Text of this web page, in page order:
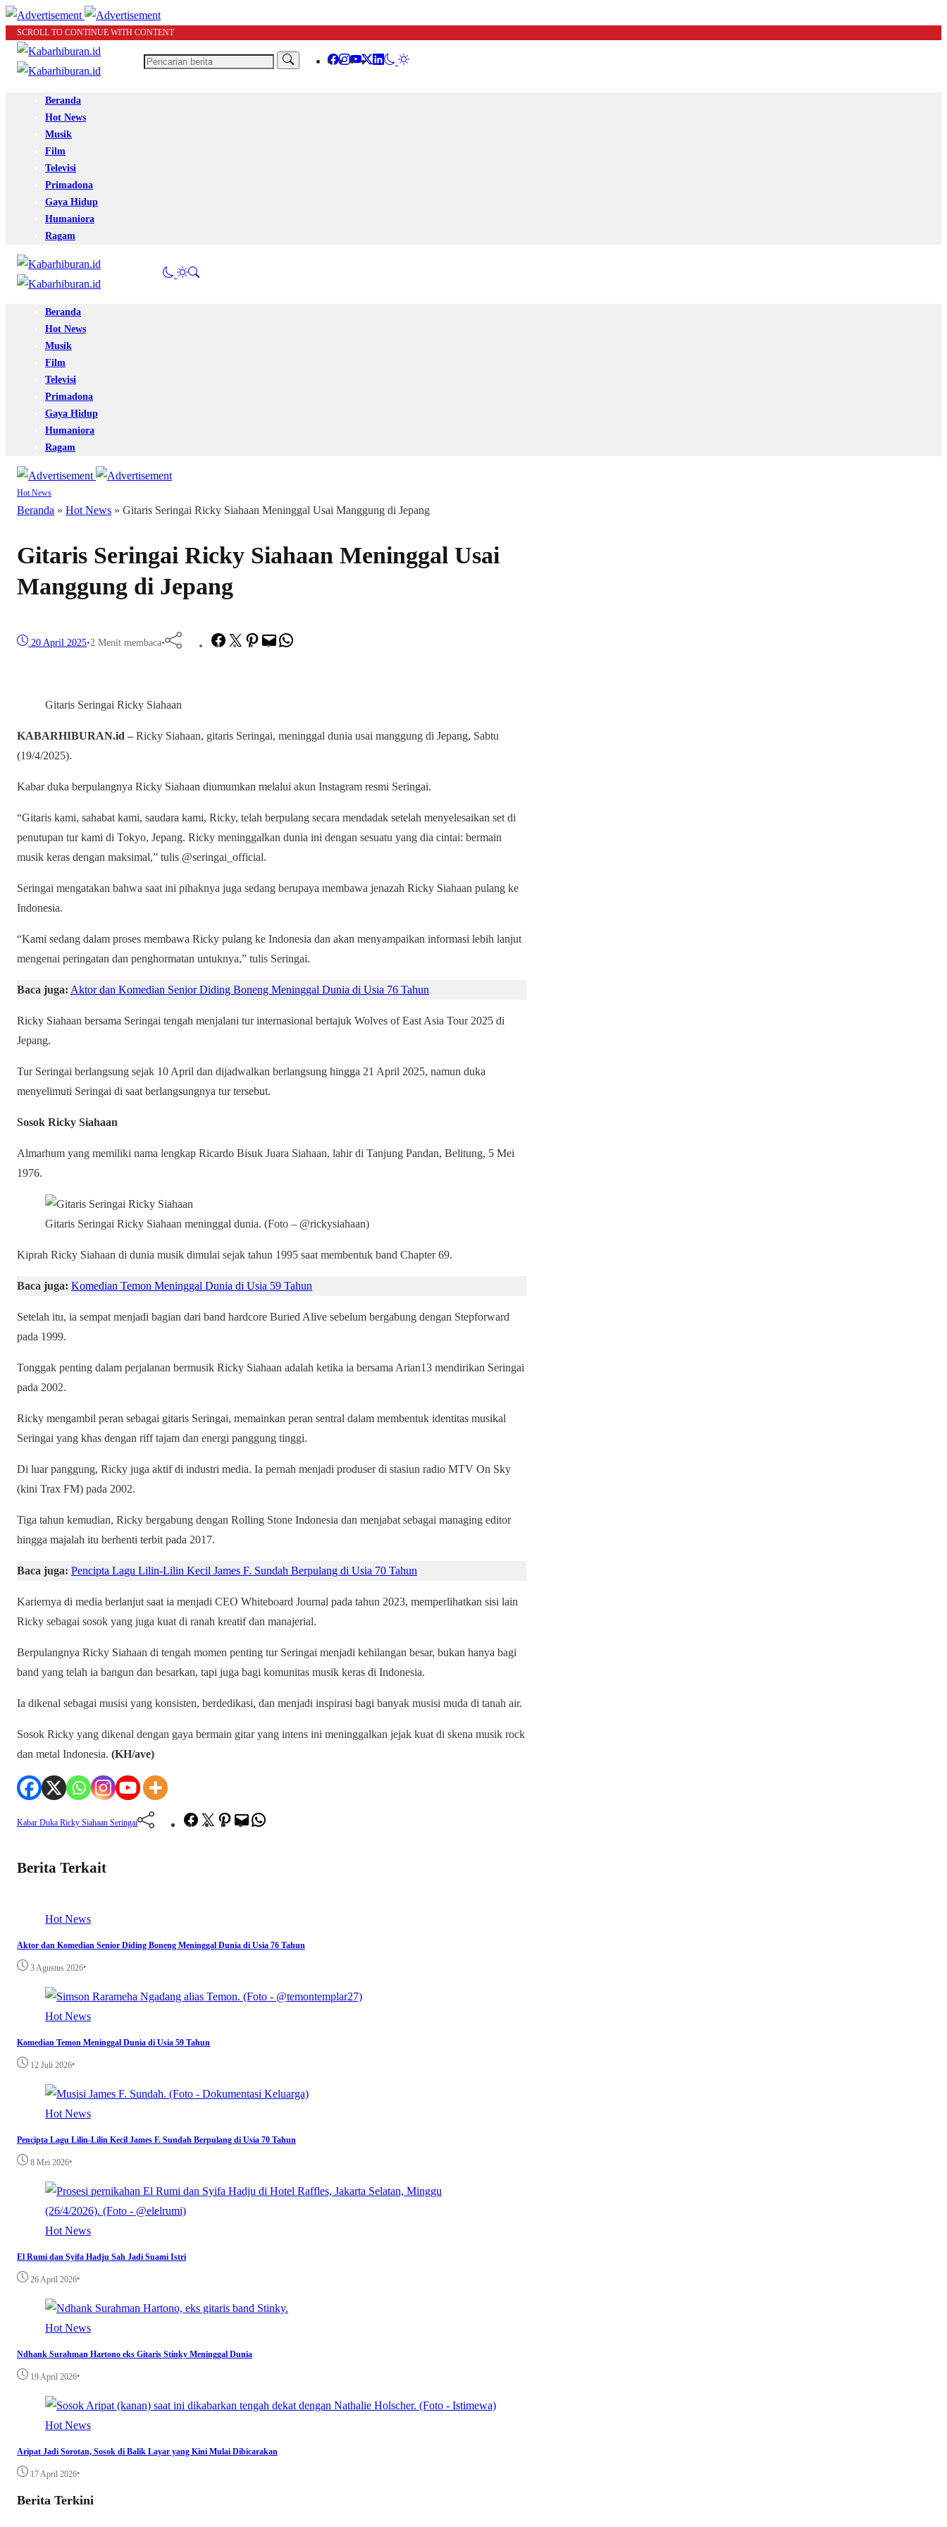
SCROLL TO CONTINUE WITH CONTENT
Beranda
Hot News
Musik
Film
Televisi
Primadona
Gaya Hidup
Humaniora
Ragam
Beranda
Hot News
Musik
Film
Televisi
Primadona
Gaya Hidup
Humaniora
Ragam
Hot News
Beranda » Hot News » Gitaris Seringai Ricky Siahaan Meninggal Usai Manggung di Jepang
Gitaris Seringai Ricky Siahaan Meninggal Usai
Manggung di Jepang
20 April 2025•2 Menit membaca• Facebook
TwitterPinterest
Mail
Gitaris Seringai Ricky Siahaan
KABARHIBURAN.id – Ricky Siahaan, gitaris Seringai, meninggal dunia usai manggung di Jepang, Sabtu
(19/4/2025).
Kabar duka berpulangnya Ricky Siahaan diumumkan melalui akun Instagram resmi Seringai.
“Gitaris kami, sahabat kami, saudara kami, Ricky, telah berpulang secara mendadak setelah menyelesaikan set di
penutupan tur kami di Tokyo, Jepang. Ricky meninggalkan dunia ini dengan sesuatu yang dia cintai: bermain
musik keras dengan maksimal,” tulis @seringai_official.
Seringai mengatakan bahwa saat ini pihaknya juga sedang berupaya membawa jenazah Ricky Siahaan pulang ke
Indonesia.
“Kami sedang dalam proses membawa Ricky pulang ke Indonesia dan akan menyampaikan informasi lebih lanjut
mengenai peringatan dan penghormatan untuknya,” tulis Seringai.
Baca juga: Aktor dan Komedian Senior Diding Boneng Meninggal Dunia di Usia 76 Tahun
Ricky Siahaan bersama Seringai tengah menjalani tur internasional bertajuk Wolves of East Asia Tour 2025 di
Jepang.
Tur Seringai berlangsung sejak 10 April dan dijadwalkan berlangsung hingga 21 April 2025, namun duka
menyelimuti Seringai di saat berlangsungnya tur tersebut.
Sosok Ricky Siahaan
Almarhum yang memiliki nama lengkap Ricardo Bisuk Juara Siahaan, lahir di Tanjung Pandan, Belitung, 5 Mei
1976.
Gitaris Seringai Ricky Siahaan meninggal dunia. (Foto – @rickysiahaan)
Kiprah Ricky Siahaan di dunia musik dimulai sejak tahun 1995 saat membentuk band Chapter 69.
Baca juga: Komedian Temon Meninggal Dunia di Usia 59 Tahun
Setelah itu, ia sempat menjadi bagian dari band hardcore Buried Alive sebelum bergabung dengan Stepforward
pada 1999.
Tonggak penting dalam perjalanan bermusik Ricky Siahaan adalah ketika ia bersama Arian13 mendirikan Seringai
pada 2002.
Ricky mengambil peran sebagai gitaris Seringai, memainkan peran sentral dalam membentuk identitas musikal
Seringai yang khas dengan riff tajam dan energi panggung tinggi.
Di luar panggung, Ricky juga aktif di industri media. Ia pernah menjadi produser di stasiun radio MTV On Sky
(kini Trax FM) pada 2002.
Tiga tahun kemudian, Ricky bergabung dengan Rolling Stone Indonesia dan menjabat sebagai managing editor
hingga majalah itu berhenti terbit pada 2017.
Baca juga: Pencipta Lagu Lilin-Lilin Kecil James F. Sundah Berpulang di Usia 70 Tahun
Kariernya di media berlanjut saat ia menjadi CEO Whiteboard Journal pada tahun 2023, memperlihatkan sisi lain
Ricky sebagai sosok yang juga kuat di ranah kreatif dan manajerial.
Berpulangnya Ricky Siahaan di tengah momen penting tur Seringai menjadi kehilangan besar, bukan hanya bagi
band yang telah ia bangun dan besarkan, tapi juga bagi komunitas musik keras di Indonesia.
Ia dikenal sebagai musisi yang konsisten, berdedikasi, dan menjadi inspirasi bagi banyak musisi muda di tanah air.
Sosok Ricky yang dikenal dengan gaya bermain gitar yang intens ini meninggalkan jejak kuat di skena musik rock
dan metal Indonesia. (KH/ave)
Kabar Duka Ricky Siahaan Seringai Facebook
TwitterPinterest
Mail
Berita Terkait
Hot News
Aktor dan Komedian Senior Diding Boneng Meninggal Dunia di Usia 76 Tahun
3 Agustus 2026•
Hot News
Komedian Temon Meninggal Dunia di Usia 59 Tahun
12 Juli 2026•
Hot News
Pencipta Lagu Lilin-Lilin Kecil James F. Sundah Berpulang di Usia 70 Tahun
8 Mei 2026•
Hot News
El Rumi dan Syifa Hadju Sah Jadi Suami Istri
26 April 2026•
Hot News
Ndhank Surahman Hartono eks Gitaris Stinky Meninggal Dunia
19 April 2026•
Hot News
Aripat Jadi Sorotan, Sosok di Balik Layar yang Kini Mulai Dibicarakan
17 April 2026•
Berita Terkini